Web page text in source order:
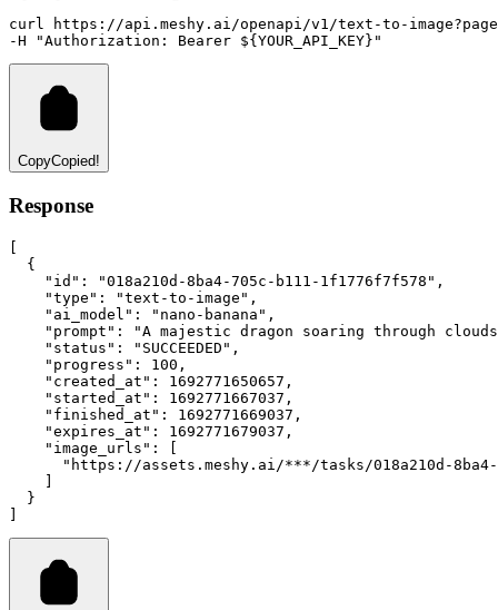
curl
https://api.meshy.ai/openapi/v1/text-to-
-H
"Authorization: Bearer ${YOUR_API_KEY}"
CopyCopied!
Response
[
  {
"id" : "018a210d-8ba4-705c-b111-1f1776f7f578" ,
"type" : "text-to-image" ,
"ai_model" : "nano-banana" ,
"prompt" :
"A majestic dragon soaring through
"status" : "SUCCEEDED" ,
"progress" : 100 ,
"created_at" : 1692771650657 ,
"started_at" : 1692771667037 ,
"finished_at" : 1692771669037 ,
"expires_at" : 1692771679037 ,
"image_urls" :
[
"https://assets.meshy.ai/***/tasks/018a210d-
    ]
  }
]